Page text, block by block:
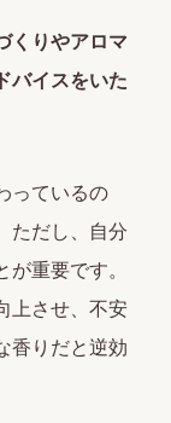
くりやアロマ
バイスをいた
っているの
ただし、自分
重要です。
上させ、不安
香りだと逆効